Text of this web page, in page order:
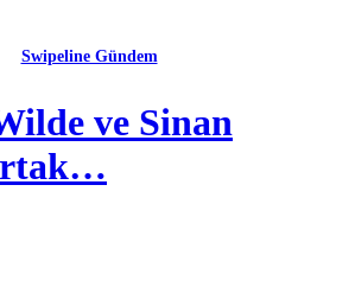
Swipeline Gündem
ve Sinan